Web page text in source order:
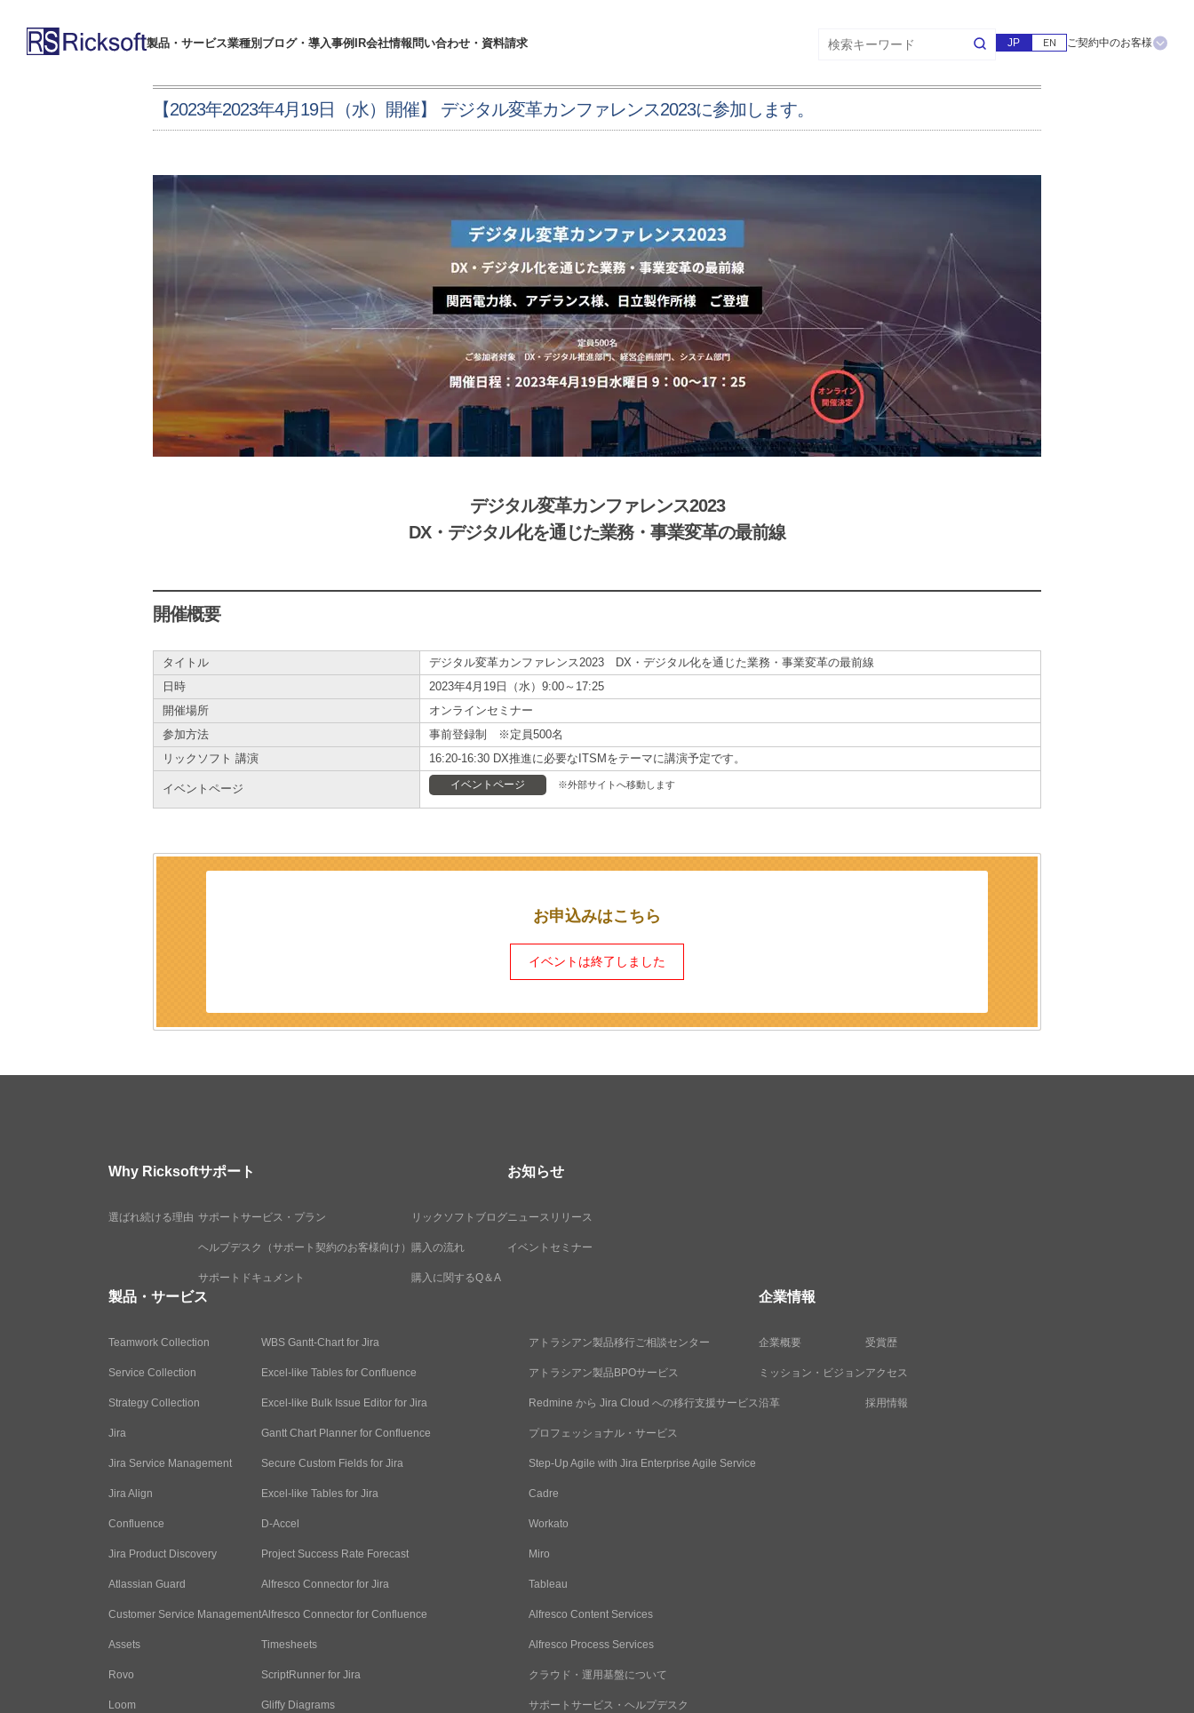
製品・サービス業種別 ブログ・導入事例IR会社情報問い合わせ・資料請求 JP EN ご契約中のお客様
【2023年2023年4月19日（水）開催】 デジタル変革カンファレンス2023に参加します。
デジタル変革カンファレンス2023
DX・デジタル化を通じた業務・事業変革の最前線
開催概要
タイトル
デジタル変革カンファレンス2023 DX・デジタル化を通じた業務・事業変革の最前線
日時
2023年4月19日（水）9:00～17:25
開催場所
オンラインセミナー
参加方法
事前登録制 ※定員500名
リックソフト 講演
16:20-16:30 DX推進に必要なITSMをテーマに講演予定です。
イベントページ イベントページ ※外部サイトへ移動します
お申込みはこちら
イベントは終了しました
Why Ricksoft
選ばれ続ける理由
サポート
サポートサービス・プラン
ヘルプデスク（サポート契約のお客様向け）
サポートドキュメント
リックソフトブログ
購入の流れ
購入に関するQ＆A
お知らせ
ニュースリリース
イベントセミナー
製品・サービス
Teamwork Collection
Service Collection
Strategy Collection
Jira
Jira Service Management
Jira Align
Confluence
Jira Product Discovery
Atlassian Guard
Customer Service Management
Assets
Rovo
Loom
WBS Gantt-Chart for Jira
Excel-like Tables for Confluence
Excel-like Bulk Issue Editor for Jira
Gantt Chart Planner for Confluence
Secure Custom Fields for Jira
Excel-like Tables for Jira
D-Accel
Project Success Rate Forecast
Alfresco Connector for Jira
Alfresco Connector for Confluence
Timesheets
ScriptRunner for Jira
Gliffy Diagrams
アトラシアン製品移行ご相談センター
アトラシアン製品BPOサービス
Redmine から Jira Cloud への移行支援サービス
プロフェッショナル・サービス
Step-Up Agile with Jira Enterprise Agile Service
Cadre
Workato
Miro
Tableau
Alfresco Content Services
Alfresco Process Services
クラウド・運用基盤について
サポートサービス・ヘルプデスク
企業情報
企業概要
ミッション・ビジョン
沿革
受賞歴
アクセス
採用情報